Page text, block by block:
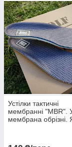
Устілки тактичні
мембранні "MBR".
мембрана обрізні.